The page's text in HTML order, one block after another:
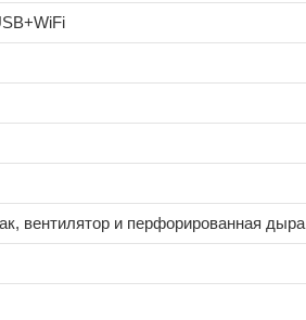
вентилятор и перфорированная дыра